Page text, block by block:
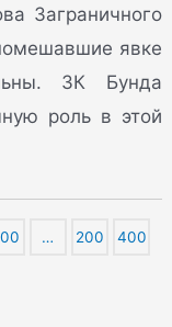
Заграничного
явке
ЗК Бунда
роль в этой
… 200 400